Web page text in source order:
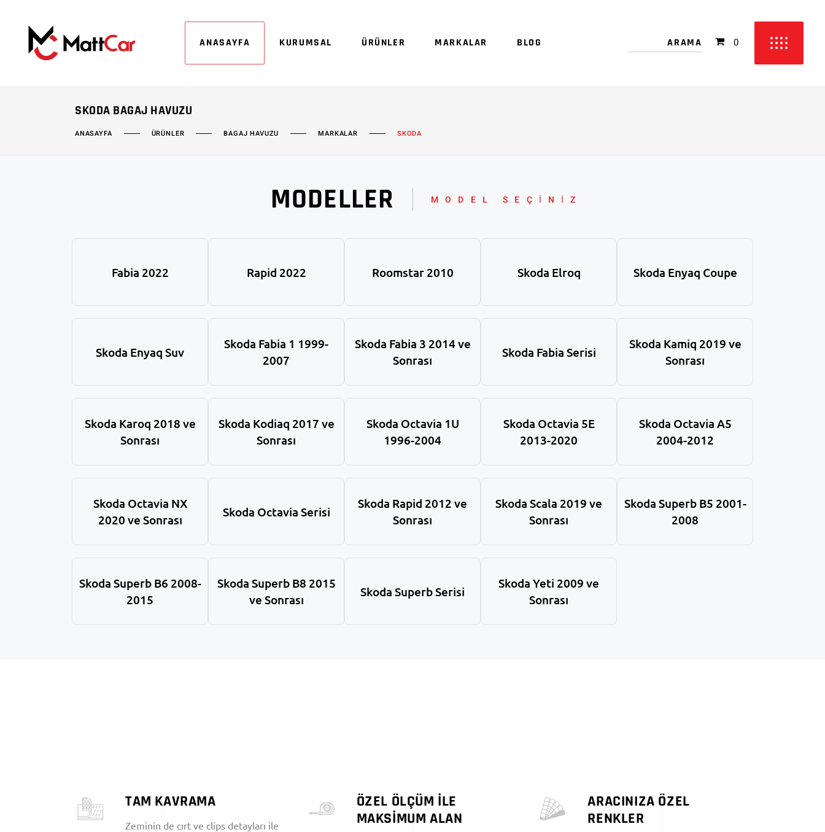
ANASAYFA KURUMSAL ÜRÜNLER MARKALAR BLOG 0
SKODA BAGAJ HAVUZU
ANASAYFA ÜRÜNLER BAGAJ HAVUZU MARKALAR SKODA
MODEL SEÇİNİZ
MODELLER
Fabia 2022 Rapid 2022 Roomstar 2010 Skoda Elroq Skoda Enyaq Coupe
Skoda Enyaq Suv
Skoda Fabia 1 1999-
2007
Skoda Fabia 3 2014 ve
Sonrası
Skoda Fabia Serisi
Skoda Kamiq 2019 ve
Sonrası
Skoda Karoq 2018 ve
Sonrası
Skoda Kodiaq 2017 ve
Sonrası
Skoda Octavia 1U
1996-2004
Skoda Octavia 5E
2013-2020
Skoda Octavia A5
2004-2012
Skoda Octavia NX
2020 ve Sonrası
Skoda Octavia Serisi
Skoda Rapid 2012 ve
Sonrası
Skoda Scala 2019 ve
Sonrası
Skoda Superb B5 2001-
2008
Skoda Superb B6 2008-
2015
Skoda Superb B8 2015
ve Sonrası
Skoda Superb Serisi
Skoda Yeti 2009 ve
Sonrası
TAM KAVRAMA
Zeminin de cırt ve clips detayları ile
ÖZEL ÖLÇÜM İLE
MAKSİMUM ALAN
ARACINIZA ÖZEL
RENKLER